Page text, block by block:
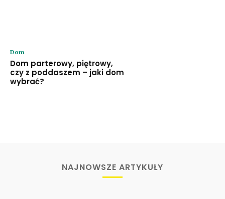
Dom
Dom parterowy, piętrowy,
czy z poddaszem – jaki dom
wybrać?
NAJNOWSZE ARTYKUŁY